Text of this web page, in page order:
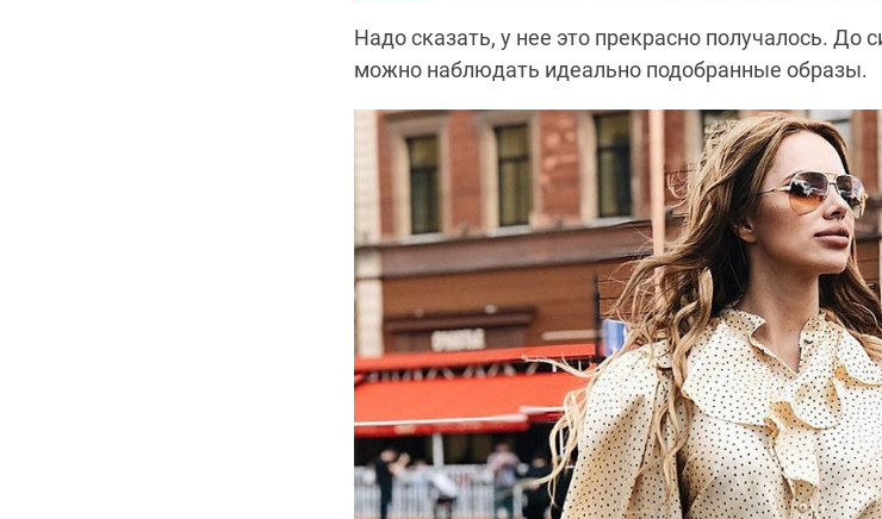
Надо сказать, у нее это прекрасно получалось. До
можно наблюдать идеально подобранные образы.